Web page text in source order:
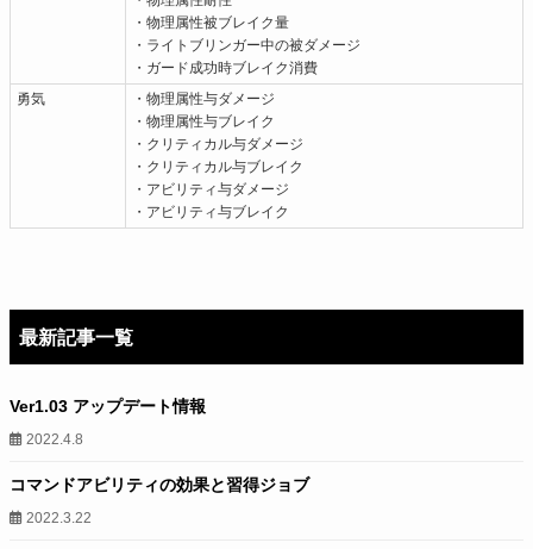
・物理属性被ブレイク量
・ライトブリンガー中の被ダメージ
・ガード成功時ブレイク消費
勇気
・物理属性与ダメージ
・物理属性与ブレイク
・クリティカル与ダメージ
・クリティカル与ブレイク
・アビリティ与ダメージ
・アビリティ与ブレイク
最新記事一覧
Ver1.03 アップデート情報
2022.4.8
コマンドアビリティの効果と習得ジョブ
2022.3.22